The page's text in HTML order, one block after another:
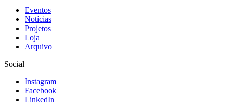
Eventos
Notícias
Projetos
Loja
Arquivo
Social
Instagram
Facebook
LinkedIn